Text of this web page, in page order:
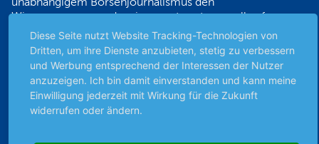
Wissensvorsprung, der sie verantwortungsvoll auf
Erfolgskurs bringt.
Sicher bezahlen
Diese Seite nutzt Website Tracking-Technologien von
Dritten, um ihre Dienste anzubieten, stetig zu verbessern
und Werbung entsprechend der Interessen der Nutzer
anzuzeigen. Ich bin damit einverstanden und kann meine
Einwilligung jederzeit mit Wirkung für die Zukunft
widerrufen oder ändern.